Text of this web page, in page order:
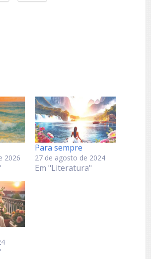
2026
Para sempre
27 de agosto de 2024
Em "Literatura"